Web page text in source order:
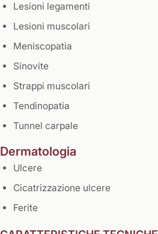
Lesioni legamenti
Lesioni muscolari
Meniscopatia
Sinovite
Strappi muscolari
Tendinopatia
Tunnel carpale
Dermatologia
Ulcere
Cicatrizzazione ulcere
Ferite